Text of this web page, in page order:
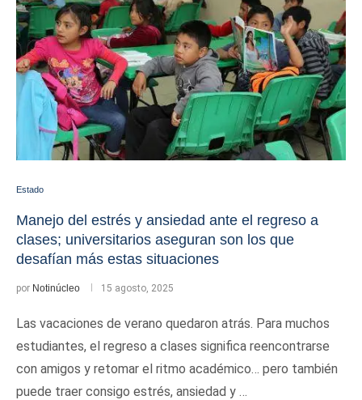
Estado
Manejo del estrés y ansiedad ante el regreso a
clases; universitarios aseguran son los que
desafían más estas situaciones
por Notinúcleo 15 agosto, 2025
Las vacaciones de verano quedaron atrás. Para muchos
estudiantes, el regreso a clases significa reencontrarse
con amigos y retomar el ritmo académico… pero también
puede traer consigo estrés, ansiedad y …